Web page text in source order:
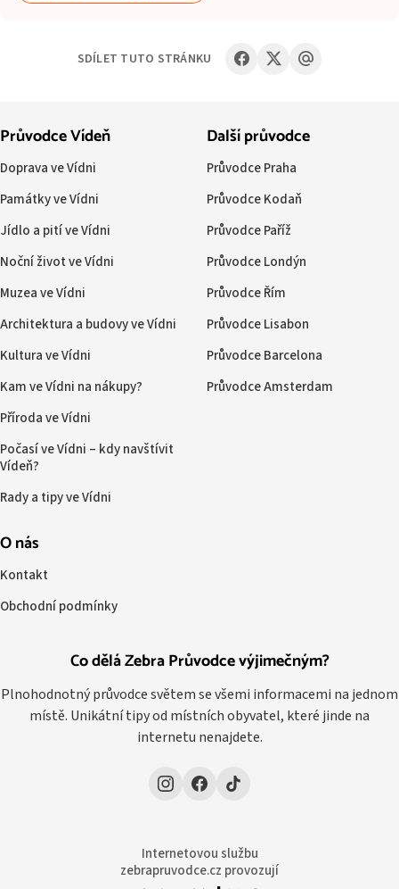
SDÍLET TUTO STRÁNKU
Co dělá Zebra Průvodce výjimečným?
Plnohodnotný průvodce světem se všemi informacemi na jednom
místě. Unikátní tipy od místních obyvatel, které jinde na
internetu nenajdete.
Průvodce Vídeň
Doprava ve Vídni
Památky ve Vídni
Jídlo a pití ve Vídni
Noční život ve Vídni
Muzea ve Vídni
Architektura a budovy ve Vídni
Kultura ve Vídni
Kam ve Vídni na nákupy?
Příroda ve Vídni
Počasí ve Vídni – kdy navštívit
Vídeň?
Rady a tipy ve Vídni
Další průvodce
Průvodce Praha
Průvodce Kodaň
Průvodce Paříž
Průvodce Londýn
Průvodce Řím
Průvodce Lisabon
Průvodce Barcelona
Průvodce Amsterdam
O nás
Kontakt
Obchodní podmínky
Internetovou službu
zebrapruvodce.cz provozují